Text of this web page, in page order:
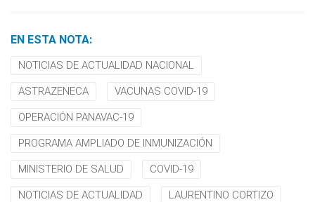
EN ESTA NOTA:
NOTICIAS DE ACTUALIDAD NACIONAL
ASTRAZENECA VACUNAS COVID-19
OPERACIÓN PANAVAC-19
PROGRAMA AMPLIADO DE INMUNIZACIÓN
MINISTERIO DE SALUD COVID-19
NOTICIAS DE ACTUALIDAD LAURENTINO CORTIZO